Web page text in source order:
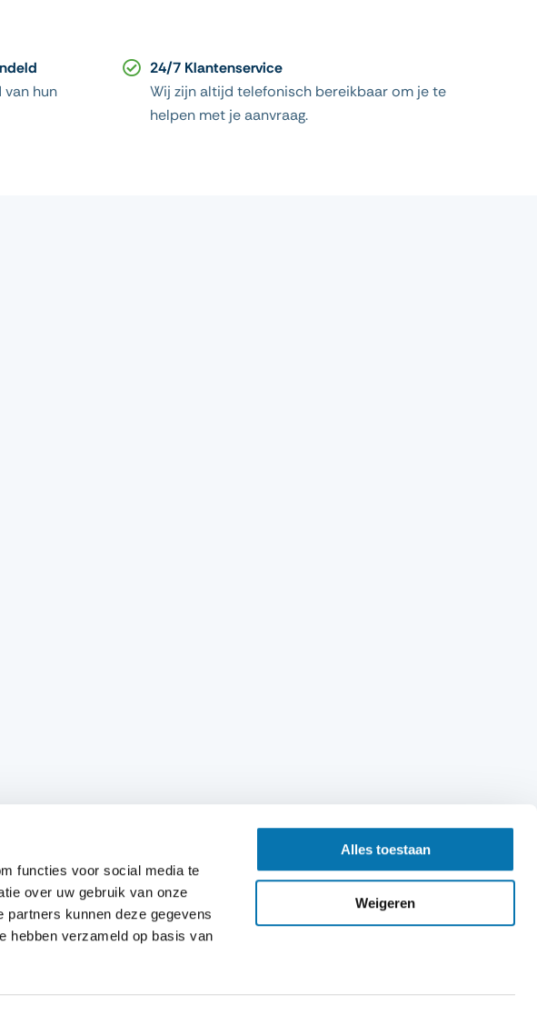
functies voor social media te
over uw gebruik van onze
kunnen deze gegevens
hebben verzameld op basis van
Alles toestaan
Weigeren
hun
24/7 Klantenservice
Wij zijn altijd telefonisch bereikbaar om je te
helpen met je aanvraag.